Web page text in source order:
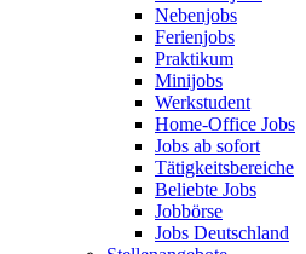
Nebenjobs
Ferienjobs
Praktikum
Minijobs
Werkstudent
Home-Office Jobs
Jobs ab sofort
Tätigkeitsbereiche
Beliebte Jobs
Jobbörse
Jobs Deutschland